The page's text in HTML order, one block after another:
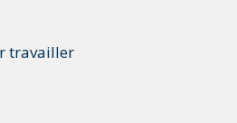
travailler